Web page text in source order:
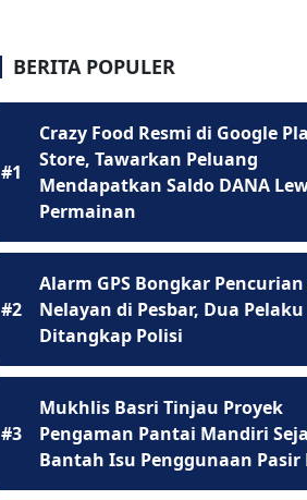
BERITA POPULER
#1
Crazy Food Resmi di Google
Store, Tawarkan Peluang
Mendapatkan Saldo DANA
Permainan
#2
Alarm GPS Bongkar
Nelayan di Pesbar, Dua Pelaku
Ditangkap Polisi
#3
Mukhlis Basri Tinjau Proyek
Pengaman Pantai Mandiri
Bantah Isu Penggunaan Pasir